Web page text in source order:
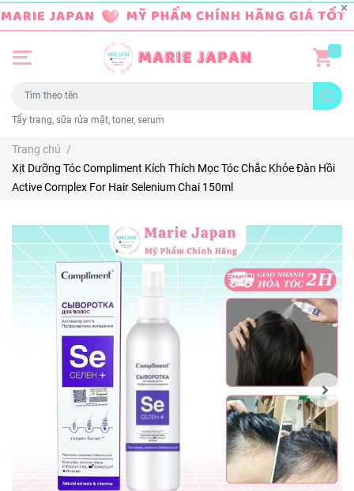
Tẩy trang, sữa rửa mặt, toner, serum
0
Trang chủ /
Xịt Dưỡng Tóc Compliment Kích Thích Mọc Tóc Chắc Khỏe Đàn Hồi
Active Complex For Hair Selenium Chai 150ml